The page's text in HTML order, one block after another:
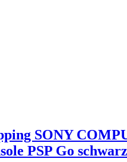
SONY
PSP Go schwarz